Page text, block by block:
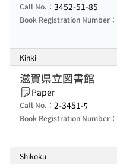
Call No.： 3452-51-85
Book Registration Number：
Kinki
滋賀県立図書館
Paper
Call No.： 2-3451-ｳ
Book Registration Number：
Shikoku